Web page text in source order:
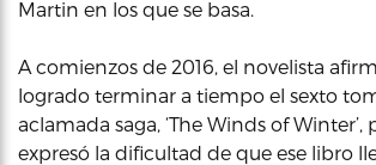
Martin en los que se basa.
A comienzos de 2016, el novelista
logrado terminar a tiempo el sexto
aclamada saga, ‘The Winds of Winter’,
expresó la dificultad de que ese libro